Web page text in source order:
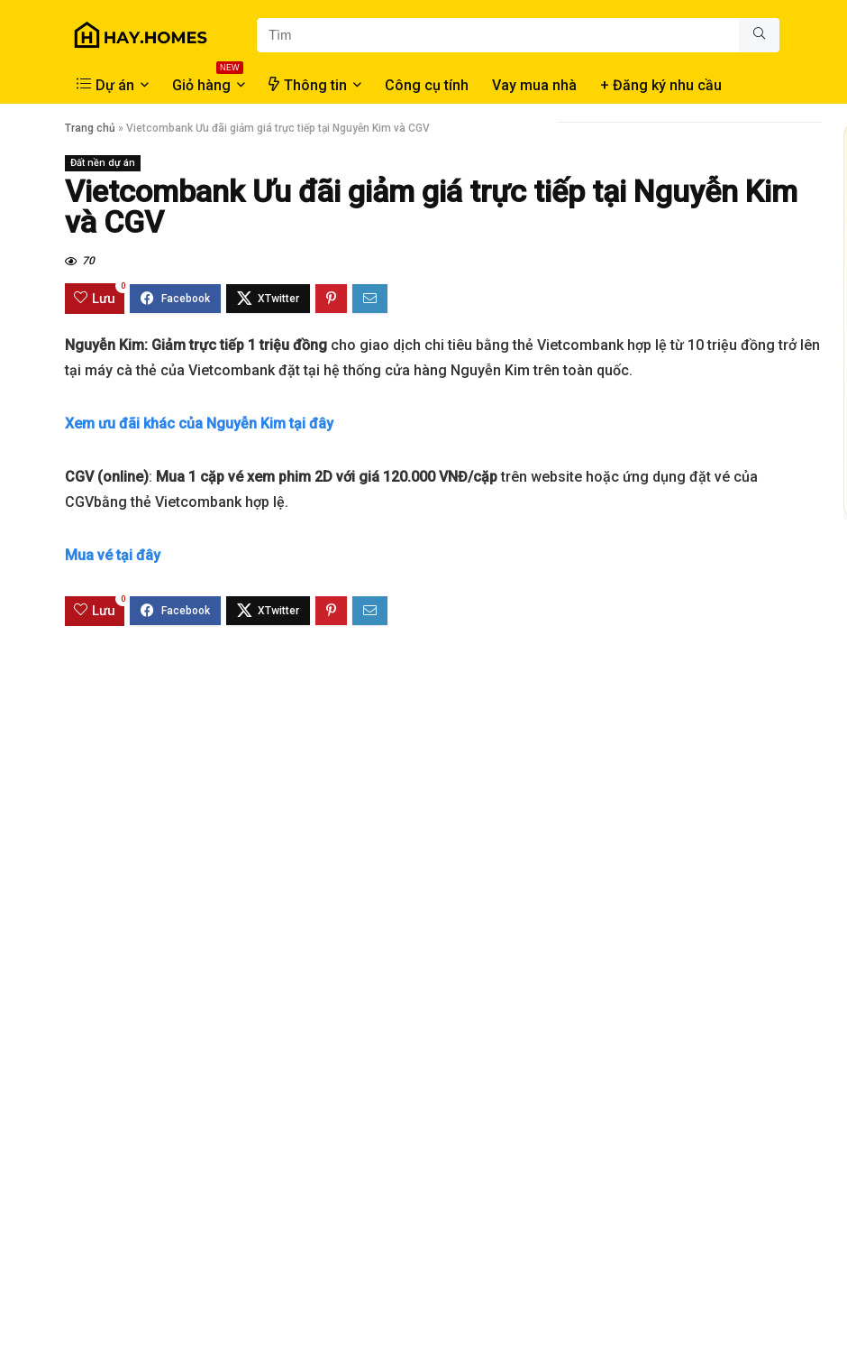
Dự án
NEW
Giỏ hàng Thông tin Công cụ tính Vay mua nhà + Đăng ký nhu cầu
Trang chủ » Vietcombank Ưu đãi giảm giá trực tiếp tại Nguyễn Kim và CGV
Đất nền dự án
Vietcombank Ưu đãi giảm giá trực tiếp tại Nguyễn Kim
và CGV
70
Lưu
0
Nguyễn Kim: Giảm trực tiếp 1 triệu đồng cho giao dịch chi tiêu bằng thẻ Vietcombank hợp lệ từ 10 triệu đồng trở lên
tại máy cà thẻ của Vietcombank đặt tại hệ thống cửa hàng Nguyễn Kim trên toàn quốc.
Xem ưu đãi khác của Nguyễn Kim tại đây
CGV (online): Mua 1 cặp vé xem phim 2D với giá 120.000 VNĐ/cặptrên website hoặc ứng dụng đặt vé của
CGVbằng thẻ Vietcombank hợp lệ.
Mua vé tại đây
Lưu
0